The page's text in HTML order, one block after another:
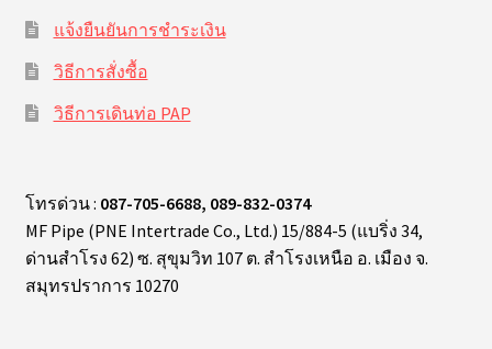
แจ้งยืนยันการชำระเงิน
วิธีการสั่งซื้อ
วิธีการเดินท่อ PAP
โทรด่วน : 087-705-6688, 089-832-0374
MF Pipe (PNE Intertrade Co., Ltd.) 15/884-5 (แบริ่ง 34,
ด่านสำโรง 62) ซ. สุขุมวิท 107 ต. สำโรงเหนือ อ. เมือง จ.
สมุทรปราการ 10270